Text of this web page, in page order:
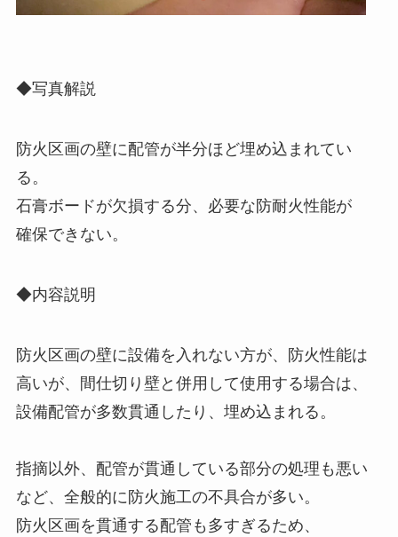
◆写真解説
防火区画の壁に配管が半分ほど埋め込まれてい
る。
石膏ボードが欠損する分、必要な防耐火性能が
確保できない。
◆内容説明
防火区画の壁に設備を入れない方が、防火性能は
高いが、間仕切り壁と併用して使用する場合は、
設備配管が多数貫通したり、埋め込まれる。
指摘以外、配管が貫通している部分の処理も悪い
など、全般的に防火施工の不具合が多い。
防火区画を貫通する配管も多すぎるため、